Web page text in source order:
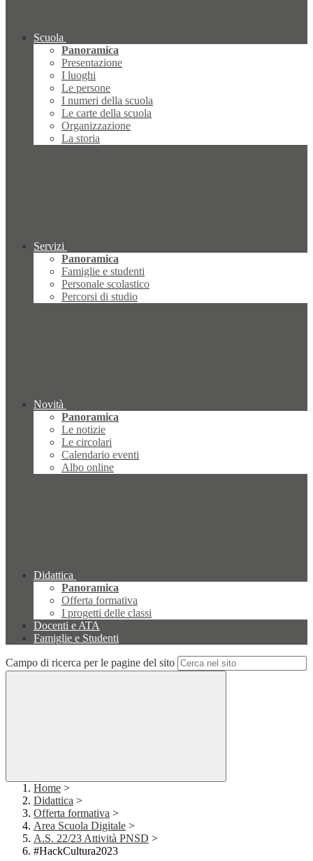
Scuola
Panoramica
Presentazione
I luoghi
Le persone
I numeri della scuola
Le carte della scuola
Organizzazione
La storia
Servizi
Panoramica
Famiglie e studenti
Personale scolastico
Percorsi di studio
Novità
Panoramica
Le notizie
Le circolari
Calendario eventi
Albo online
Didattica
Panoramica
Offerta formativa
I progetti delle classi
Docenti e ATA
Famiglie e Studenti
Campo di ricerca per le pagine del sito
Home >
Didattica >
Offerta formativa >
Area Scuola Digitale >
A.S. 22/23 Attività PNSD >
#HackCultura2023